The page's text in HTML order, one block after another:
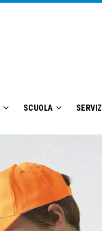
SCUOLA SERVIZI